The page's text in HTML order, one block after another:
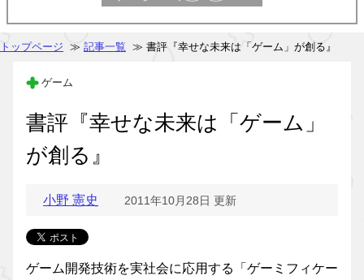
トップページ ≫ 記事一覧 ≫ 書評『幸せな未来は「ゲーム」が創る』
ゲーム
書評『幸せな未来は「ゲーム」
が創る』
小野 憲史 2011年10月28日 更新
ゲーム開発技術を実社会に応用する「ゲーミフィケー